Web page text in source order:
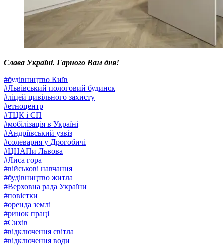
Слава Україні. Гарного Вам дня!
#будівництво Київ
#Львівський пологовий будинок
#ліцей цивільного захисту
#етноцентр
#ТЦК і СП
#мобілізація в Україні
#Андріївський узвіз
#солеварня у Дрогобичі
#ЦНАПи Львова
#Лиса гора
#військові навчання
#будівництво житла
#Верховна рада України
#повістки
#оренда землі
#ринок праці
#Сихів
#відключення світла
#відключення води